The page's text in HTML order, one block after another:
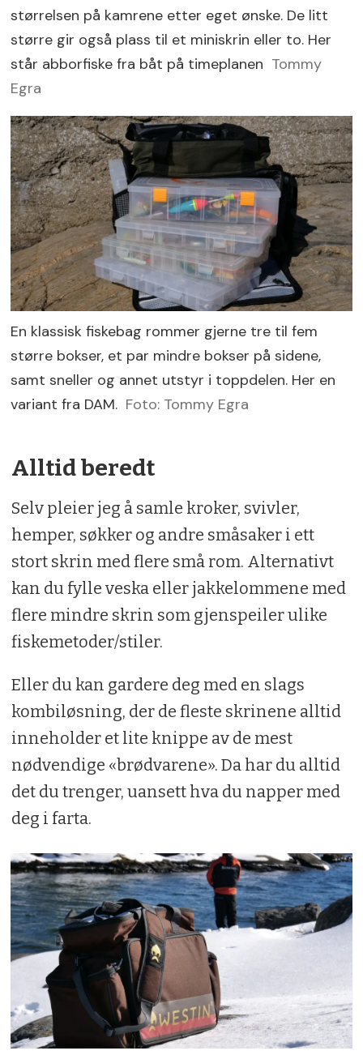
størrelsen på kamrene etter eget ønske. De litt
større gir også plass til et miniskrin eller to. Her
står abborfiske fra båt på timeplanen Tommy
Egra
En klassisk fiskebag rommer gjerne tre til fem
større bokser, et par mindre bokser på sidene,
samt sneller og annet utstyr i toppdelen. Her en
variant fra DAM. Foto: Tommy Egra
Alltid beredt
Selv pleier jeg å samle kroker, svivler,
hemper, søkker og andre småsaker i ett
stort skrin med flere små rom. Alternativt
kan du fylle veska eller jakkelommene med
flere mindre skrin som gjenspeiler ulike
fiskemetoder/stiler.
Eller du kan gardere deg med en slags
kombiløsning, der de fleste skrinene alltid
inneholder et lite knippe av de mest
nødvendige «brødvarene». Da har du alltid
det du trenger, uansett hva du napper med
deg i farta.